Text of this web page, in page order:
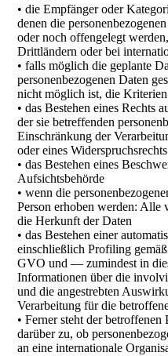
• die Empfänger oder
denen die
oder noch offengelegt
Drittländern oder bei
• falls möglich die geplante
personenbezogenen Daten
nicht möglich ist, die
• das Bestehen eines Rechts
der sie betreffenden
Einschränkung der
oder eines
• das Bestehen eines
Aufsichtsbehörde
• wenn die
Person erhoben werden: Alle
die Herkunft der Daten
• das Bestehen einer
einschließlich Profiling
GVO und — zumindest in
Informationen über die
und die angestrebten
Verarbeitung für die
• Ferner steht der
darüber zu, ob
an eine internationale